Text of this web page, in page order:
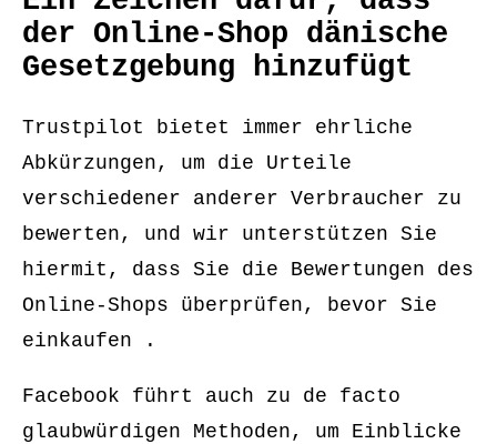
der Online-Shop dänische
Gesetzgebung hinzufügt
Trustpilot bietet immer ehrliche
Abkürzungen, um die Urteile
verschiedener anderer Verbraucher zu
bewerten, und wir unterstützen Sie
hiermit, dass Sie die Bewertungen des
Online-Shops überprüfen, bevor Sie
einkaufen .
Facebook führt auch zu de facto
glaubwürdigen Methoden, um Einblicke